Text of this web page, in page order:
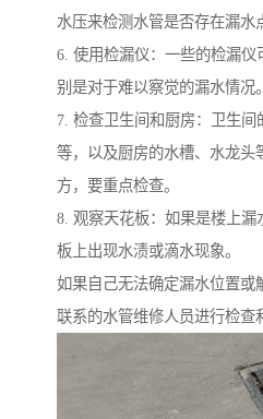
水压来检测水管是否存在漏水
6. 使用检漏仪：一些的检漏
别是对于难以察觉的漏水情况。
7. 检查卫生间和厨房：卫生
等，以及厨房的水槽、水龙头
方，要重点检查。
8. 观察天花板：如果是楼上
板上出现水渍或滴水现象。
如果自己无法确定漏水位置或
联系的水管维修人员进行检查